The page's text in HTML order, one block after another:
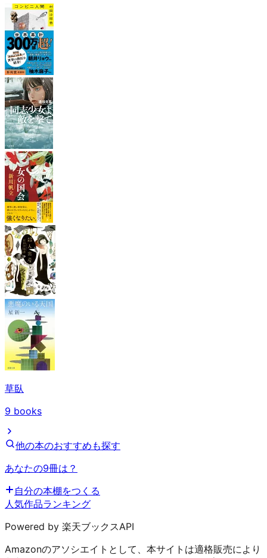
草臥
9 books
他の本のおすすめも探す
あなたの9冊は？
自分の本棚をつくる
人気作品ランキング
Powered by 楽天ブックスAPI
Amazonのアソシエイトとして、本サイトは適格販売により